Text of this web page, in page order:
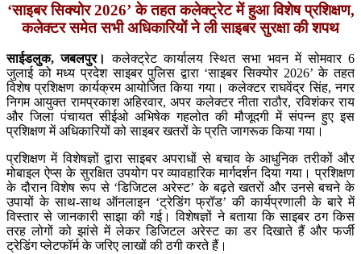
‘साइबर सिक्योर 2026’ के तहत कलेक्ट्रेट में हुआ विशेष प्रशिक्षण,
कलेक्टर समेत सभी अधिकारियों ने ली साइबर सुरक्षा की शपथ
साईडलुक, जबलपुर। कलेक्ट्रेट कार्यालय स्थित सभा भवन में सोमवार 6
जुलाई को मध्य प्रदेश साइबर पुलिस द्वारा ‘साइबर सिक्योर 2026’ के तहत
विशेष प्रशिक्षण कार्यक्रम आयोजित किया गया। कलेक्टर राघवेंद्र सिंह, नगर
निगम आयुक्त रामप्रकाश अहिरवार, अपर कलेक्टर नीता राठौर, रविशंकर राय
और जिला पंचायत सीईओ अभिषेक गहलोत की मौजूदगी में संपन्न हुए इस
प्रशिक्षण में अधिकारियों को साइबर खतरों के प्रति जागरूक किया गया।
प्रशिक्षण में विशेषज्ञों द्वारा साइबर अपराधों से बचाव के आधुनिक तरीकों और
मोबाइल ऐप्स के सुरक्षित उपयोग पर व्यावहारिक मार्गदर्शन दिया गया। प्रशिक्षण
के दौरान विशेष रूप से ‘डिजिटल अरेस्ट’ के बढ़ते खतरों और उनसे बचने के
उपायों के साथ-साथ ऑनलाइन ‘ट्रेडिंग फ्रॉड’ की कार्यप्रणाली के बारे में
विस्तार से जानकारी साझा की गई। विशेषज्ञों ने बताया कि साइबर ठग किस
तरह लोगों को झांसे में लेकर डिजिटल अरेस्ट का डर दिखाते हैं और फर्जी
ट्रेडिंग प्लेटफॉर्म के जरिए लाखों की ठगी करते हैं।